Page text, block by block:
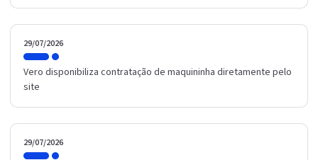
29/07/2026
Vero disponibiliza contratação de maquininha diretamente pelo
site
29/07/2026